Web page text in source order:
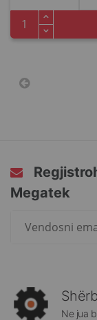
Megatek
rreth
Megatek:
Ne jua